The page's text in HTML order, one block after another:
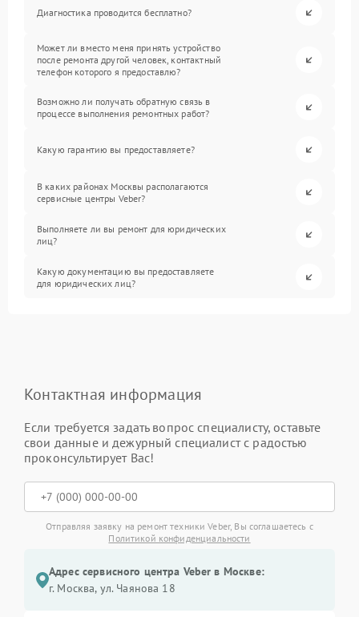
Диагностика проводится бесплатно?
Может ли вместо меня принять устройство
после ремонта другой человек, контактный
телефон которого я предоставлю?
Возможно ли получать обратную связь в
процессе выполнения ремонтных работ?
Какую гарантию вы предоставляете?
В каких районах Москвы располагаются
сервисные центры Veber?
Выполняете ли вы ремонт для юридических
лиц?
Какую документацию вы предоставляете
для юридических лиц?
Контактная информация
Если требуется задать вопрос специалисту, оставьте
свои данные и дежурный специалист с радостью
проконсультирует Вас!
Отправляя заявку на ремонт техники Veber, Вы соглашаетесь с
Политикой конфиденциальности
Адрес сервисного центра Veber в Москве:
г. Москва, ул. Чаянова 18